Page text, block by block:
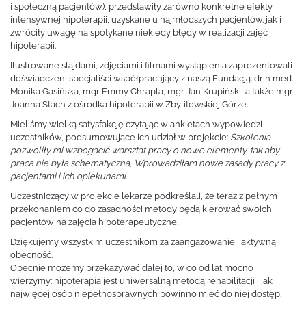
i społeczną pacjentów), przedstawiły zarówno konkretne efekty
intensywnej hipoterapii, uzyskane u najmłodszych pacjentów. jak i
zwróciły uwagę na spotykane niekiedy błędy w realizacji zajęć
hipoterapii.
Ilustrowane slajdami, zdjęciami i filmami wystąpienia zaprezentowali
doświadczeni specjaliści współpracujący z naszą Fundacją: dr n med.
Monika Gasińska, mgr Emmy Chrapla, mgr Jan Krupiński, a także mgr
Joanna Stach z ośrodka hipoterapii w Zbylitowskiej Górze.
Mieliśmy wielką satysfakcję czytając w ankietach wypowiedzi
uczestników, podsumowujące ich udział w projekcie: Szkolenia
pozwoliły mi wzbogacić warsztat pracy o nowe elementy, tak aby
praca nie była schematyczna, Wprowadziłam nowe zasady pracy z
pacjentami i ich opiekunami.
Uczestniczący w projekcie lekarze podkreślali, że teraz z pełnym
przekonaniem co do zasadności metody będą kierować swoich
pacjentów na zajęcia hipoterapeutyczne.
Dziękujemy wszystkim uczestnikom za zaangażowanie i aktywną
obecność.
Obecnie możemy przekazywać dalej to, w co od lat mocno
wierzymy: hipoterapia jest uniwersalną metodą rehabilitacji i jak
najwięcej osób niepełnosprawnych powinno mieć do niej dostęp.